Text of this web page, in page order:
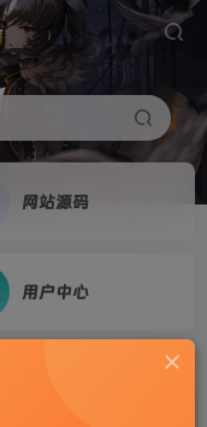
网站源码
用户中心